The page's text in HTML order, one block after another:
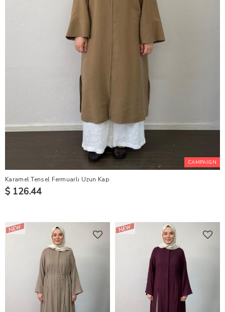
CAMPAIGN
Karamel Tensel Fermuarlı Uzun Kap
$ 126.44